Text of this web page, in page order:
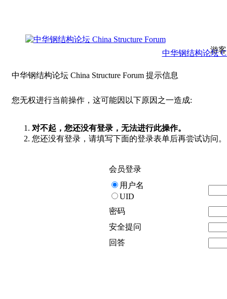
游
中华钢结构论坛
中华钢结构论坛 China Structure Forum 提示信息
您无权进行当前操作，这可能因以下原因之一造成:
对不起，您还没有登录，无法进行此操作。
您还没有登录，请填写下面的登录表单后再尝试访问。
会员登录
用户名
UID
密码
安全提问
回答